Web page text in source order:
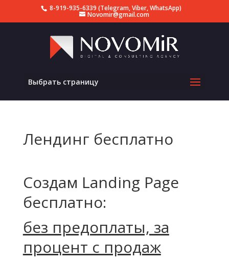
8-919-935-6339 (Telegram, Viber, WhatsApp)
Novomir@gmail.com
Выбрать страницу
Лендинг бесплатно
Создам Landing Page
бесплатно:
без предоплаты, за
процент с продаж